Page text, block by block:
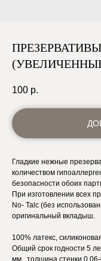
ПРЕЗЕРВАТИВЫ
100 р.
Гладкие нежные
количеством
безопасности обоих
При изготовлении всех
No- Talc (без
оригинальный вкладыш.
100% латекс,
Общий срок годности 5